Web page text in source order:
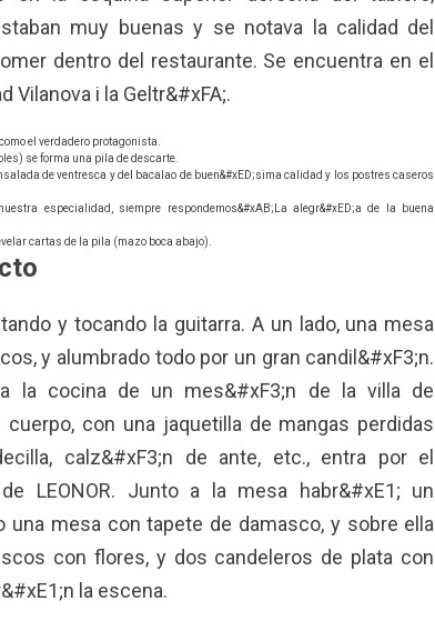
muy buenas y se notava la calidad del
dentro del restaurante. Se encuentra en el
Vilanova i la Geltr&#xFA;.
el verdadero protagonista.
se forma una pila de descarte.
de ventresca y del bacalao de buen&#xED;sima calidad y los postres caseros
especialidad, siempre respondemos&#xAB;La alegr&#xED;a de la buena
cartas de la pila (mazo boca abajo).
y tocando la guitarra. A un lado, una mesa
y alumbrado todo por un gran candil&#xF3;n.
la cocina de un mes&#xF3;n de la villa de
cuerpo, con una jaquetilla de mangas perdidas
calz&#xF3;n de ante, etc., entra por el
LEONOR. Junto a la mesa habr&#xE1; un
una mesa con tapete de damasco, y sobre ella
con flores, y dos candeleros de plata con
la escena.